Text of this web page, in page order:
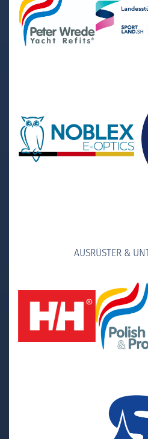
AUSRÜSTER &